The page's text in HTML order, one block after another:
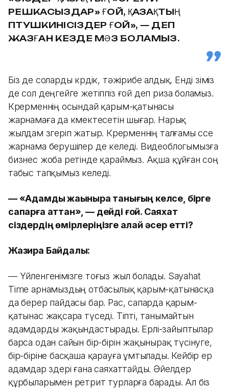
РЕШКАСЫЗДАР» ҒОЙ, ҚАЗАҚТЫҢ
ПТУШКИНІСІЗДЕР ҒОЙ», — ДЕП
ЖАЗҒАН КЕЗДЕ МӘЗ БОЛАМЫЗ.
Біз де соларды көрдік, тәжірибе алдық. Енді өзіміз
де сол деңгейге жетіппіз ғой деп риза боламыз.
Көрерменнің осындай қарым-қатынасы
жарнамаға да көмектесетін шығар. Нарық
жылдам өзгеріп жатыр. Көрерменнің талғамы өссе
жарнама берушілер де келеді. Видеоблогымызға
бизнес жоба ретінде қараймыз. Ақша құйған соң
табыс тапқымыз келеді.
— «Адамды жақынырақ танығың келсе, бірге
сапарға аттан», — дейді ғой. Саяхат
сіздердің өмірлеріңізге қалай әсер етті?
Жазира Байдалы:
— Үйленгенімізге тоғыз жыл болады. Sayahat
Time арнамыздың отбасылық қарым-қатынасқа
да берер пайдасы бар. Рас, сапарда қарым-
қатынас жақсара түседі. Тіпті, танымайтын
адамдарды жақындастырады. Ерлі-зайыптылар
барса одан сайын бір-бірін жақынырақ түсінуге,
бір-біріне басқаша қарауға ұмтылады. Кейбір ер
адамдар өздері ғана саяхаттайды. Әйелдер
құрбыларымен ретрит турларға барады. Ал біз